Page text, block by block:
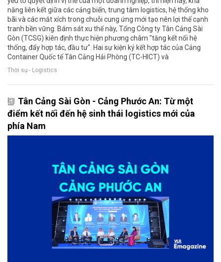
năng liên kết giữa các cảng biển, trung tâm logistics, hệ thống kho
bãi và các mắt xích trong chuỗi cung ứng mới tạo nên lợi thế cạnh
tranh bền vững. Bám sát xu thế này, Tổng Công ty Tân Cảng Sài
Gòn (TCSG) kiên định thực hiện phương châm "tăng kết nối hệ
thống, đẩy hợp tác, đầu tư". Hai sự kiện ký kết hợp tác của Cảng
Container Quốc tế Tân Cảng Hải Phòng (TC-HICT) và
Thời sự - Logistics
Tân Cảng Sài Gòn - Cảng Phước An: Từ một
điểm kết nối đến hệ sinh thái logistics mới của
phía Nam